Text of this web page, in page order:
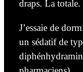
draps. La totale.
J’essaie de
un sédatif de